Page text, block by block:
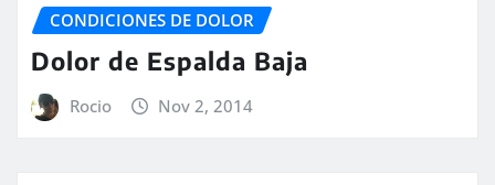
CONDICIONES DE DOLOR
Dolor de Espalda Baja
Rocio Nov 2, 2014